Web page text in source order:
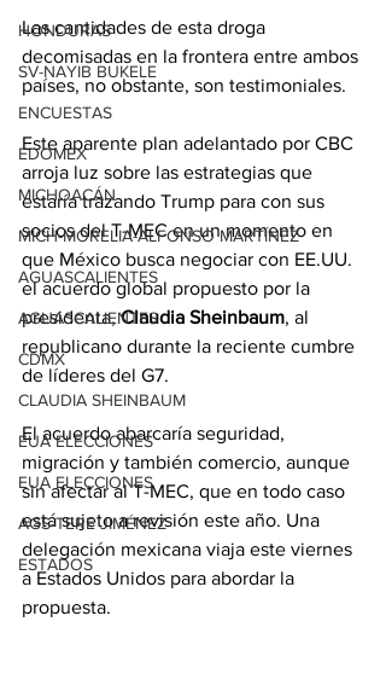
HONDURAS
SV-NAYIB BUKELE
ENCUESTAS
EDOMEX
MICHOACÁN
MICH-MORELIA-ALFONSO MARTÍNEZ
AGUASCALIENTES
AGUASCALIENTES
CDMX
CLAUDIA SHEINBAUM
EUA ELECCIONES
EUA ELECCIONES
AGS-TERE JIMÉNEZ
ESTADOS
Las cantidades de esta droga
decomisadas en la frontera entre ambos
países, no obstante, son testimoniales.
Este aparente plan adelantado por CBC
arroja luz sobre las estrategias que
estaría trazando Trump para con sus
socios del T-MEC en un momento en
que México busca negociar con EE.UU.
el acuerdo global propuesto por la
presidenta, Claudia Sheinbaum, al
republicano durante la reciente cumbre
de líderes del G7.
El acuerdo abarcaría seguridad,
migración y también comercio, aunque
sin afectar al T-MEC, que en todo caso
está sujeto a revisión este año. Una
delegación mexicana viaja este viernes
a Estados Unidos para abordar la
propuesta.